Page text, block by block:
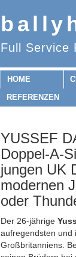
Full Service
HOME
REFERENZEN
YUSSEF
Doppel-A-
jungen UK
modernen
oder
Der 26-jährige
aufregendsten und
Großbritanniens.